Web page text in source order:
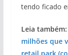
tendo ficado
Leia também:
milhões que